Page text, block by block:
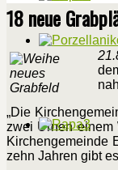
18 neue
„Die
zwei Urnen einem
Kirchengemeinde
zehn Jahren gibt